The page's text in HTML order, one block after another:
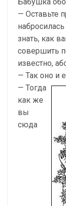
— Оставьте
знать, как
совершить
известно,
— Так оно и
— Тогда
как же
вы
сюда